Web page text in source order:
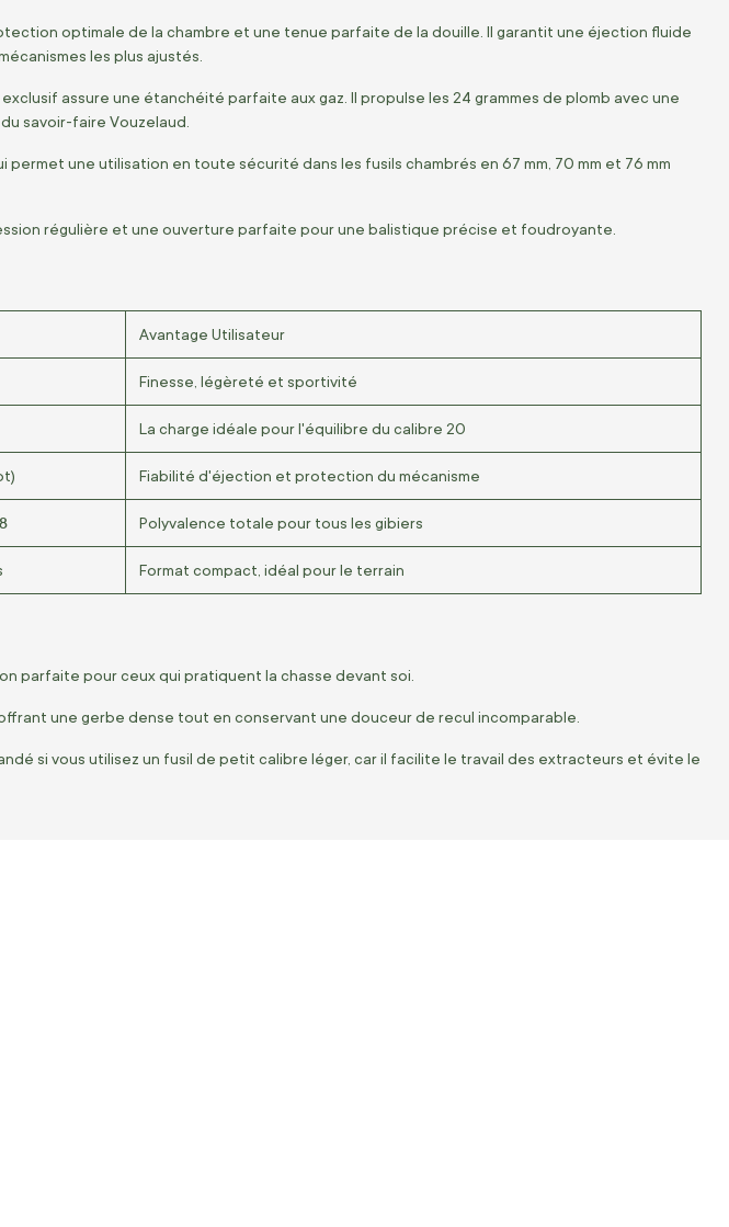
optimale de la chambre et une tenue parfaite de la douille. Il garantit une éjection fluide
les plus ajustés.
assure une étanchéité parfaite aux gaz. Il propulse les 24 grammes de plomb avec une
savoir-faire Vouzelaud.
permet une utilisation en toute sécurité dans les fusils chambrés en 67 mm, 70 mm et 76 mm
régulière et une ouverture parfaite pour une balistique précise et foudroyante.
Avantage Utilisateur
Finesse, légèreté et sportivité
La charge idéale pour l'équilibre du calibre 20
Fiabilité d'éjection et protection du mécanisme
Polyvalence totale pour tous les gibiers
Format compact, idéal pour le terrain
parfaite pour ceux qui pratiquent la chasse devant soi.
une gerbe dense tout en conservant une douceur de recul incomparable.
si vous utilisez un fusil de petit calibre léger, car il facilite le travail des extracteurs et évite le